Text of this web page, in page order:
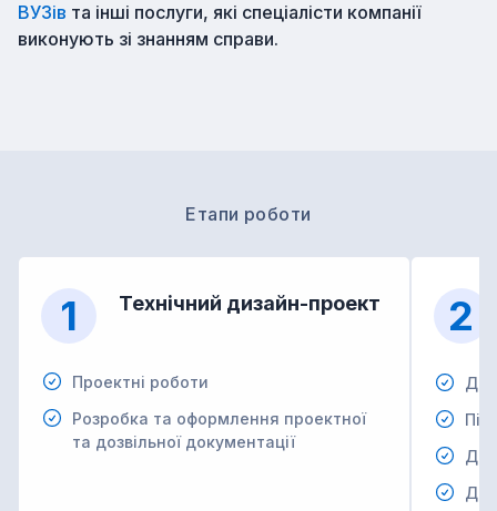
ВУЗів та інші послуги, які спеціалісти компанії
виконують зі знанням справи.
Етапи роботи
1 Технічний дизайн-проект
Проектні роботи
Розробка та оформлення проектної
та дозвільної документації
2